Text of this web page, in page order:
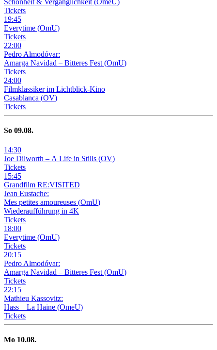
Schönheit & Vergänglichkeit (OmeU )
Tickets
19:45
Everytime (OmU)
Tickets
22:00
Pedro Almodóvar:
Amarga Navidad – Bitteres Fest (OmU)
Tickets
24:00
Filmklassiker im Lichtblick-Kino
Casablanca (OV)
Tickets
So 09.08.
14:30
Joe Dilworth – A Life in Stills (OV)
Tickets
15:45
Grandfilm RE:VISITED
Jean Eustache:
Mes petites amoureuses (OmU)
Wiederaufführung in 4K
Tickets
18:00
Everytime (OmU)
Tickets
20:15
Pedro Almodóvar:
Amarga Navidad – Bitteres Fest (OmU)
Tickets
22:15
Mathieu Kassovitz:
Hass – La Haine (OmeU)
Tickets
Mo 10.08.